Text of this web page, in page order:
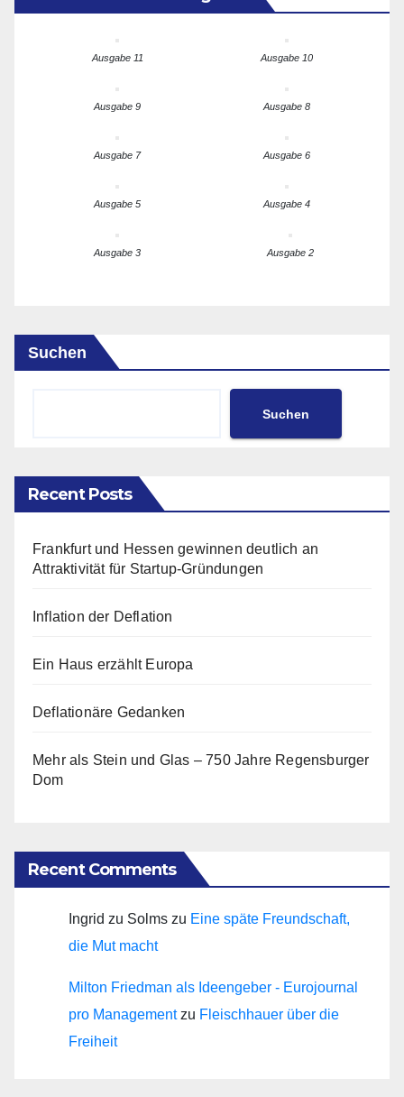
Ausgabe 11 Ausgabe 10
Ausgabe 9 Ausgabe 8
Ausgabe 7 Ausgabe 6
Ausgabe 5 Ausgabe 4
Ausgabe 3 Ausgabe 2
Suchen
Suchen
Recent Posts
Frankfurt und Hessen gewinnen deutlich an
Attraktivität für Startup-Gründungen
Inflation der Deflation
Ein Haus erzählt Europa
Deflationäre Gedanken
Mehr als Stein und Glas – 750 Jahre Regensburger
Dom
Recent Comments
Ingrid zu Solms zu Eine späte Freundschaft,
die Mut macht
Milton Friedman als Ideengeber - Eurojournal
pro Managementzu Fleischhauer über die
Freiheit